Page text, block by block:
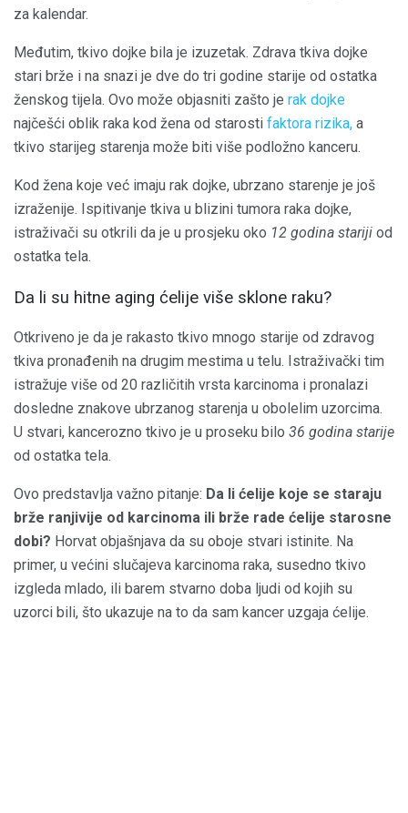
za kalendar.
Međutim, tkivo dojke bila je izuzetak. Zdrava tkiva dojke
stari brže i na snazi ​​je dve do tri godine starije od ostatka
ženskog tijela. Ovo može objasniti zašto je rak dojke
najčešći oblik raka kod žena od starosti faktora rizika, a
tkivo starijeg starenja može biti više podložno kanceru.
Kod žena koje već imaju rak dojke, ubrzano starenje je još
izraženije. Ispitivanje tkiva u blizini tumora raka dojke,
istraživači su otkrili da je u prosjeku oko 12 godina stariji od
ostatka tela.
Da li su hitne aging ćelije više sklone raku?
Otkriveno je da je rakasto tkivo mnogo starije od zdravog
tkiva pronađenih na drugim mestima u telu. Istraživački tim
istražuje više od 20 različitih vrsta karcinoma i pronalazi
dosledne znakove ubrzanog starenja u obolelim uzorcima.
U stvari, kancerozno tkivo je u proseku bilo 36 godina starije
od ostatka tela.
Ovo predstavlja važno pitanje: Da li ćelije koje se staraju
brže ranjivije od karcinoma ili brže rade ćelije starosne
dobi? Horvat objašnjava da su oboje stvari istinite. Na
primer, u većini slučajeva karcinoma raka, susedno tkivo
izgleda mlado, ili barem stvarno doba ljudi od kojih su
uzorci bili, što ukazuje na to da sam kancer uzgaja ćelije.